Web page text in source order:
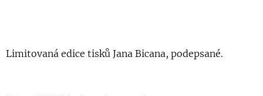
Limitovaná edice tisků Jana Bicana, podepsané.